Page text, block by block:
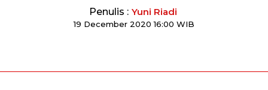
Penulis : Yuni Riadi
19 December 2020 16:00 WIB